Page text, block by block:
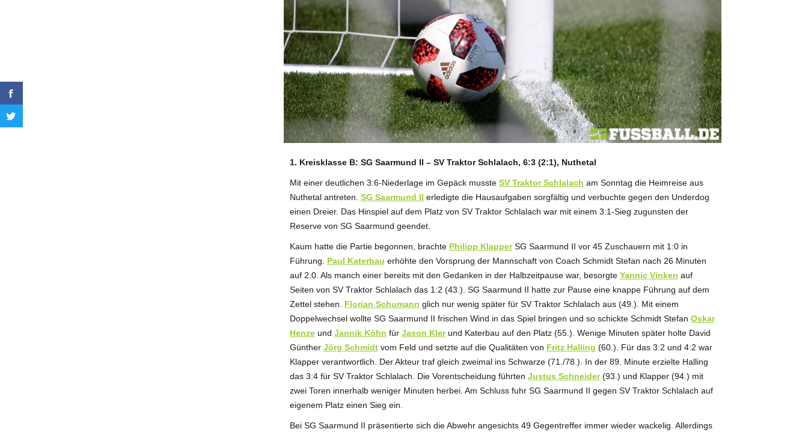
ANZEIGE
1. Kreisklasse B: SG Saarmund II – SV Traktor Schlalach, 6:3 (2:1), Nuthetal
Mit einer deutlichen 3:6-Niederlage im Gepäck musste SV Traktor Schlalach am Sonntag die Heimreise aus
Nuthetal antreten. SG Saarmund II erledigte die Hausaufgaben sorgfältig und verbuchte gegen den Underdog
einen Dreier. Das Hinspiel auf dem Platz von SV Traktor Schlalach war mit einem 3:1-Sieg zugunsten der
Reserve von SG Saarmund geendet.
Kaum hatte die Partie begonnen, brachte Philipp KlapperSG Saarmund II vor 45 Zuschauern mit 1:0 in
Führung. Paul Katerbau erhöhte den Vorsprung der Mannschaft von Coach Schmidt Stefan nach 26 Minuten
auf 2:0. Als manch einer bereits mit den Gedanken in der Halbzeitpause war, besorgte Yannic Vinken auf
Seiten von SV Traktor Schlalach das 1:2 (43.). SG Saarmund II hatte zur Pause eine knappe Führung auf dem
Zettel stehen. Florian Schumann glich nur wenig später für SV Traktor Schlalach aus (49.). Mit einem
Doppelwechsel wollte SG Saarmund II frischen Wind in das Spiel bringen und so schickte Schmidt Stefan Oskar
Henzeund Jannik Köhn für Jason Klerund Katerbau auf den Platz (55.). Wenige Minuten später holte David
Günther Jörg Schmidtvom Feld und setzte auf die Qualitäten von Fritz Halling (60.). Für das 3:2 und 4:2 war
Klapper verantwortlich. Der Akteur traf gleich zweimal ins Schwarze (71./78.). In der 89. Minute erzielte Halling
das 3:4 für SV Traktor Schlalach. Die Vorentscheidung führten Justus Schneider(93.) und Klapper (94.) mit
zwei Toren innerhalb weniger Minuten herbei. Am Schluss fuhr SG Saarmund II gegen SV Traktor Schlalach auf
eigenem Platz einen Sieg ein.
Bei SG Saarmund II präsentierte sich die Abwehr angesichts 49 Gegentreffer immer wieder wackelig. Allerdings